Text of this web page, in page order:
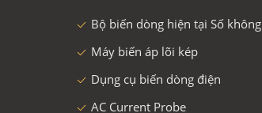
Bộ biến dòng hiện tại Số không
Máy biến áp lõi kép
Dụng cụ biến dòng điện
AC Current Probe